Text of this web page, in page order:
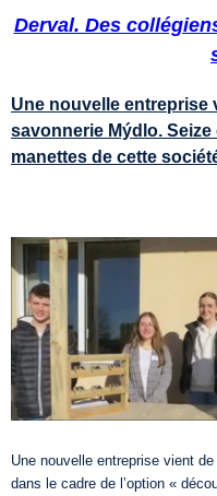
Derval. Des
Une nouvelle entreprise
savonnerie Mýdlo.
manettes de cette
Une nouvelle entreprise vient
dans le cadre de l’option «